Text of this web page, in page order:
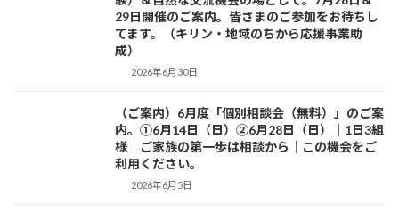
29日開催のご案内。皆さまのご参加をお待ちし
てます。（キリン・地域のちから応援事業助
成）
2026年6月30日
（ご案内）6月度「個別相談会（無料）」のご案
内。①6月14日（日）②6月28日（日）｜1日3組
様｜ご家族の第一歩は相談から｜この機会をご
利用ください。
2026年6月5日